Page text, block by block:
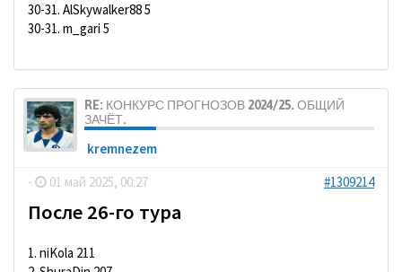
30-31. AlSkywalker88 5
30-31. m_gari 5
RE: КОНКУРС ПРОГНОЗОВ 2024/25. ОБЩИЙ
ЗАЧЁТ.
kremnezem
-
01 май 2025, 00:27 #1309214
После 26-го тура
1. niKola 211